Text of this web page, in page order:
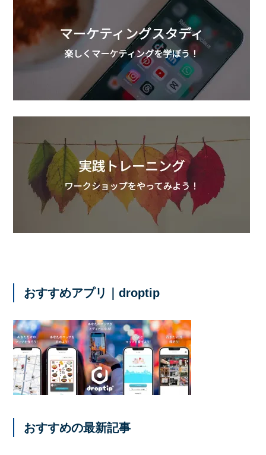
おすすめアプリ｜droptip
おすすめの最新記事